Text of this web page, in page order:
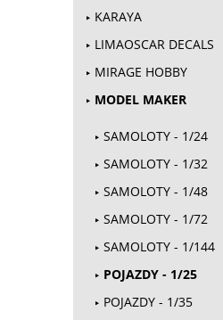
KARAYA
LIMAOSCAR DECALS
MIRAGE HOBBY
MODEL MAKER
SAMOLOTY - 1/24
SAMOLOTY - 1/32
SAMOLOTY - 1/48
SAMOLOTY - 1/72
SAMOLOTY - 1/144
POJAZDY - 1/25
POJAZDY - 1/35